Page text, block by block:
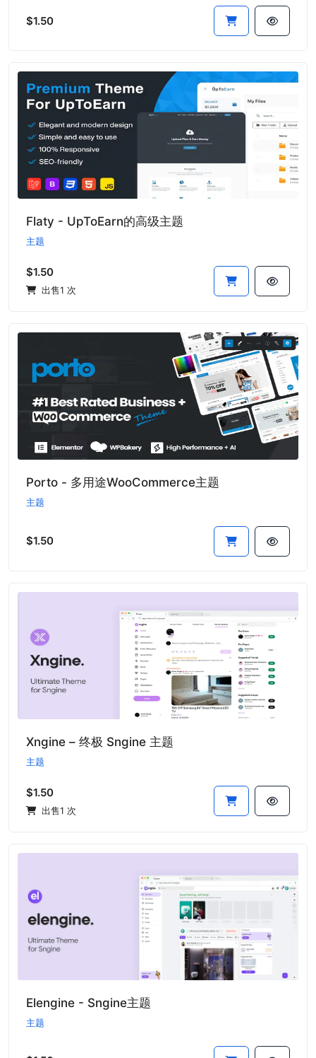
$1.50
Flaty - UpToEarn的高级主题
主题
$1.50
出售1 次
Porto - 多用途WooCommerce主题
主题
$1.50
Xngine – 终极 Sngine 主题
主题
$1.50
出售1 次
Elengine - Sngine主题
主题